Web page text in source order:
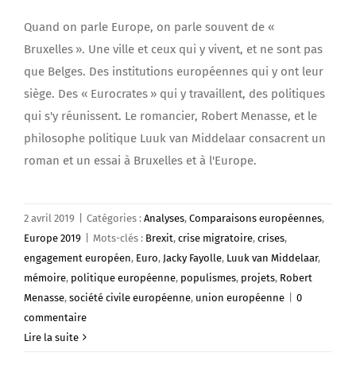
Quand on parle Europe, on parle souvent de «
Bruxelles ». Une ville et ceux qui y vivent, et ne sont pas
que Belges. Des institutions européennes qui y ont leur
siège. Des « Eurocrates » qui y travaillent, des politiques
qui s'y réunissent. Le romancier, Robert Menasse, et le
philosophe politique Luuk van Middelaar consacrent un
roman et un essai à Bruxelles et à l'Europe.
2 avril 2019 Catégories : Analyses, Comparaisons européennes,
Europe 2019
Mots-clés : Brexit, crise migratoire, crises,
engagement européen, Euro, Jacky Fayolle, Luuk van Middelaar,
mémoire, politique européenne, populismes, projets, Robert
Menasse, société civile européenne, union européenne
0
commentaire
Lire la suite